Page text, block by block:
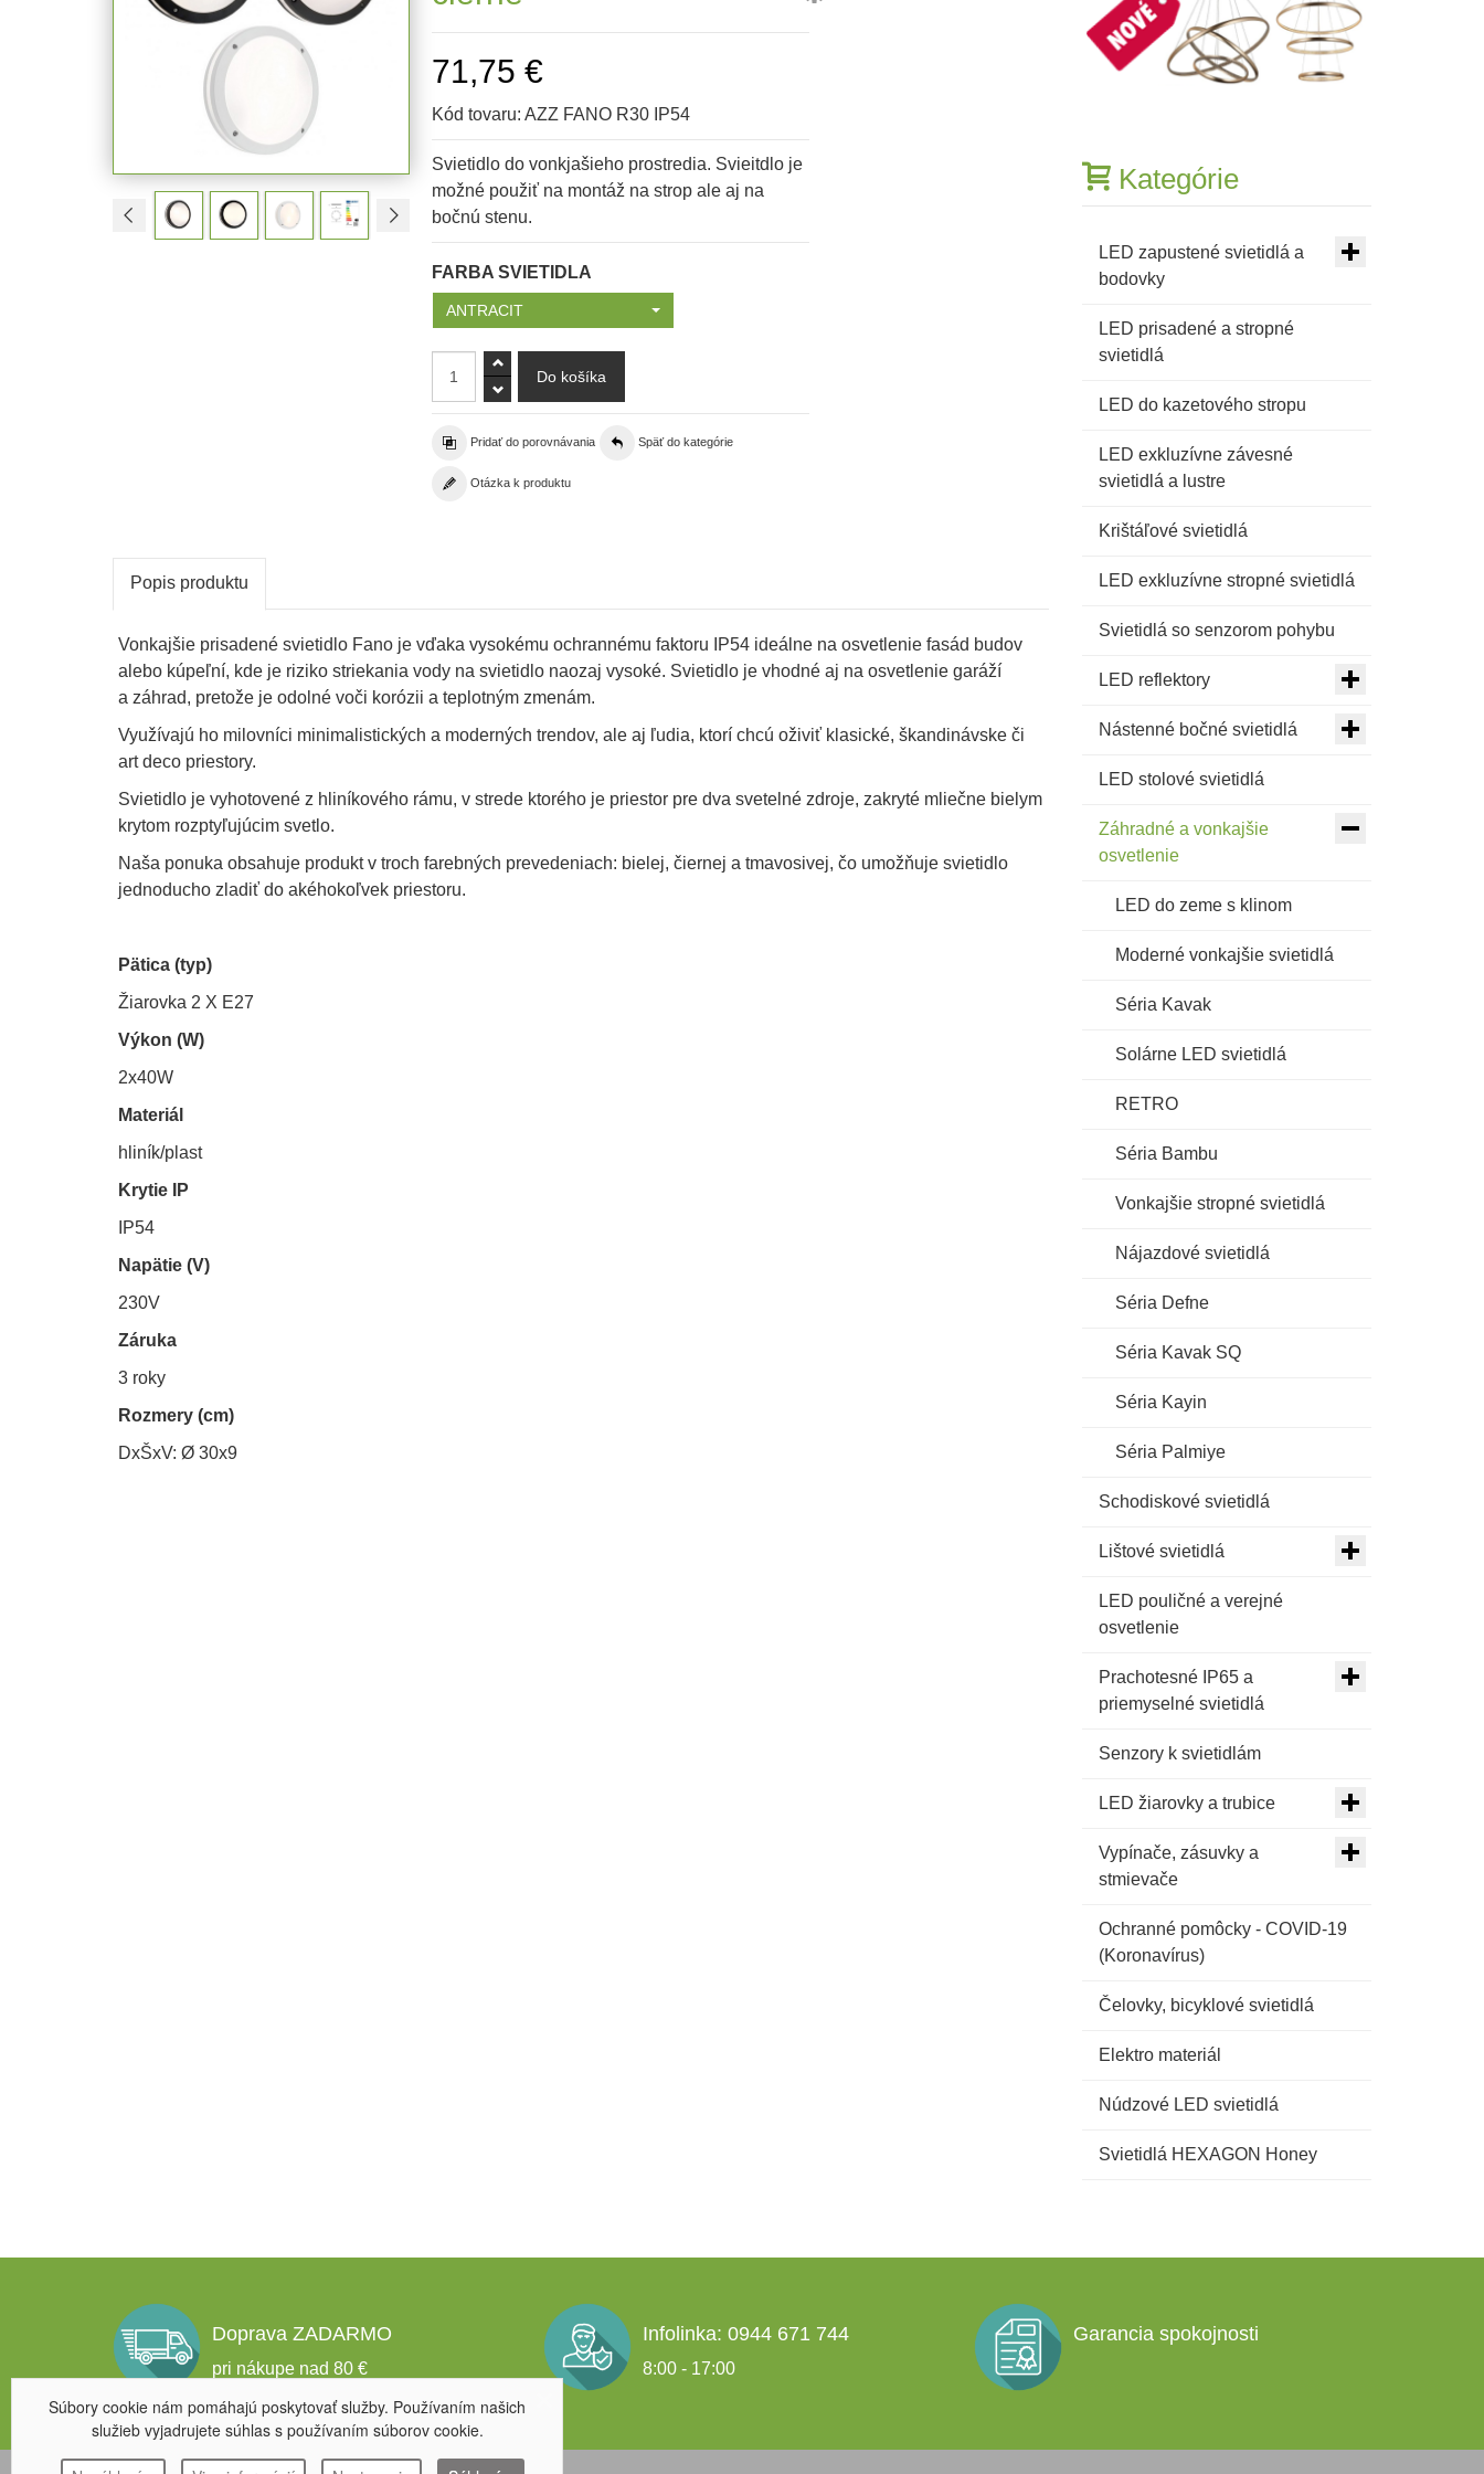
71,75 €
Kód tovaru:AZZ FANO R30 IP54
Svietidlo do vonkjašieho prostredia. Svieitdlo je
možné použiť na montáž na strop ale aj na
bočnú stenu.
FARBA SVIETIDLA
ANTRACIT
Pridať do porovnávania Späť do kategórie
Otázka k produktu
Popis produktu
Vonkajšie prisadené svietidlo Fano je vďaka vysokému ochrannému faktoru IP54 ideálne na osvetlenie fasád budov
alebo kúpeľní, kde je riziko striekania vody na svietidlo naozaj vysoké. Svietidlo je vhodné aj na osvetlenie garáží
a záhrad, pretože je odolné voči korózii a teplotným zmenám.
Využívajú ho milovníci minimalistických a moderných trendov, ale aj ľudia, ktorí chcú oživiť klasické, škandinávske či
art deco priestory.
Svietidlo je vyhotovené z hliníkového rámu, v strede ktorého je priestor pre dva svetelné zdroje, zakryté mliečne bielym
krytom rozptyľujúcim svetlo.
Naša ponuka obsahuje produkt v troch farebných prevedeniach: bielej, čiernej a tmavosivej, čo umožňuje svietidlo
jednoducho zladiť do akéhokoľvek priestoru.
Pätica (typ)
Žiarovka 2 X E27
Výkon (W)
2x40W
Materiál
hliník/plast
Krytie IP
IP54
Napätie (V)
230V
Záruka
3 roky
Rozmery (cm)
DxŠxV: Ø 30x9
Kategórie
LED zapustené svietidlá a
bodovky
LED prisadené a stropné
svietidlá
LED do kazetového stropu
LED exkluzívne závesné
svietidlá a lustre
Krištáľové svietidlá
LED exkluzívne stropné svietidlá
Svietidlá so senzorom pohybu
LED reflektory
Nástenné bočné svietidlá
LED stolové svietidlá
Záhradné a vonkajšie
osvetlenie
LED do zeme s klinom
Moderné vonkajšie svietidlá
Séria Kavak
Solárne LED svietidlá
RETRO
Séria Bambu
Vonkajšie stropné svietidlá
Nájazdové svietidlá
Séria Defne
Séria Kavak SQ
Séria Kayin
Séria Palmiye
Schodiskové svietidlá
Lištové svietidlá
LED pouličné a verejné
osvetlenie
Prachotesné IP65 a
priemyselné svietidlá
Senzory k svietidlám
LED žiarovky a trubice
Vypínače, zásuvky a
stmievače
Ochranné pomôcky - COVID-19
(Koronavírus)
Čelovky, bicyklové svietidlá
Elektro materiál
Núdzové LED svietidlá
Svietidlá HEXAGON Honey
Doprava ZADARMO
pri nákupe nad 80 €
Infolinka: 0944 671 744
8:00 - 17:00
Garancia spokojnosti
Súbory cookie nám pomáhajú poskytovať služby. Používaním našich
služieb vyjadrujete súhlas s používaním súborov cookie.